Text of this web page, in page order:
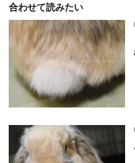
合わせて読みたい